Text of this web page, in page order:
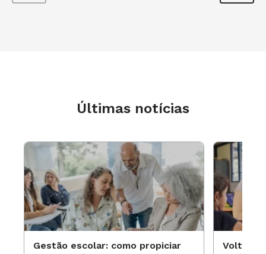
Últimas notícias
Gestão escolar: como propiciar
Volta às